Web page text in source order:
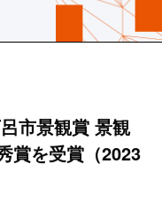
市景観賞 景観
賞を受賞（2023